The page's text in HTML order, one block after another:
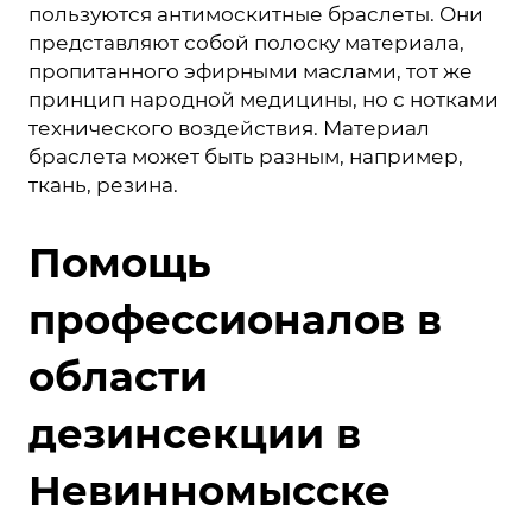
пользуются антимоскитные браслеты. Они
представляют собой полоску материала,
пропитанного эфирными маслами, тот же
принцип народной медицины, но с нотками
технического воздействия. Материал
браслета может быть разным, например,
ткань, резина.
Помощь
профессионалов в
области
дезинсекции в
Невинномысске